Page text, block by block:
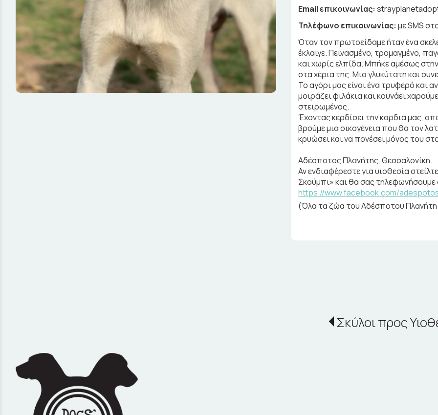
Email επικοινωνίας:
Τηλέφωνο επικοινωνίας: με SMS
Όταν τον πρωτοείδαμε ήταν ένα
έκλαιγε. Πεινασμένο, τρομαγμένο,
και χωρίς ελπίδα. Μπήκε αμέσως
στα χέρια της. Μια γλυκύτατη και
Το αγόρι μας είναι ένα τρυφερό και
μοιράζει φιλάκια και κουνάει
στειρωμένος.
Έχοντας κερδίσει την καρδιά μας,
βρούμε μια οικογένεια που θα τον
κρυώσει και να πονέσει μόνος του
Αδέσποτος Πλανήτης, Θεσσαλονίκη.
Αν ενδιαφέρεστε για υιοθεσία
Σκούμπι» και θα σας τηλεφωνήσουμε
https://www.facebook.com/
(Όλα τα ζώα του Αδέσποτου Πλανήτη
Σκύλοι προς